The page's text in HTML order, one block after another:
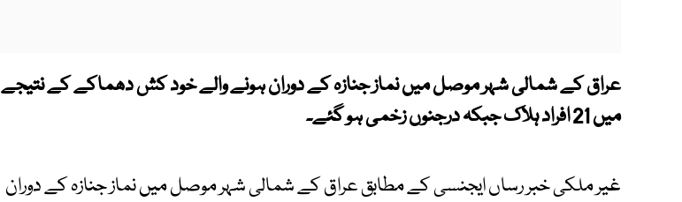
عراق کے شمالی شہر موصل میں نماز جنازہ کے دوران ہونے والے خود کش دھماکے کے نتیجے
میں 21 افراد ہلاک جبکہ درجنوں زخمی ہو گئے۔
غیر ملکی خبر رساں ایجنسی کے مطابق عراق کے شمالی شہر موصل میں نماز جنازہ کے دوران